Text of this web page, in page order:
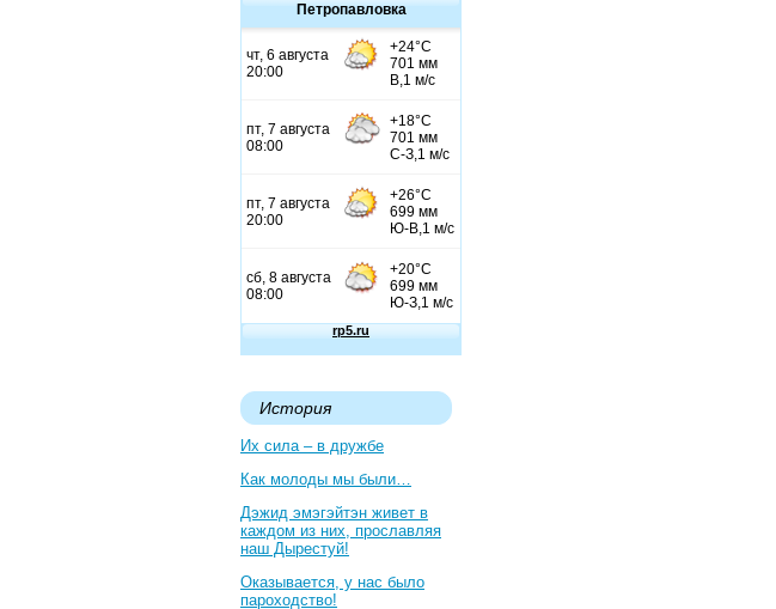
Петропавловка
История
Их сила – в дружбе
Как молоды мы были…
Дэжид эмэгэйтэн живет в
каждом из них, прославляя
наш Дырестуй!
Оказывается, у нас было
пароходство!